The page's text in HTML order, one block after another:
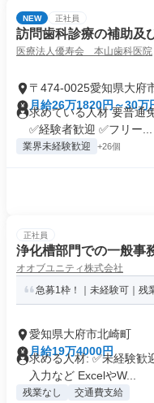
NEW 正社員
訪問歯科診療の補助及
医療法人優寿会 本山歯科医院
〒474-0025愛知県大府
月給26万1820円～30万
求めている人材 要普通
✅経験者歓迎 ✅フリー...
業界未経験歓迎 +26個
正社員
浄化槽部門での一般事
オオブユニティ株式会社
急募1枠！｜未経験可｜残
愛知県大府市北崎町
月給19万4000円
求める人材: ✅未経験歓
入力など ExcelやW...
残業なし 交通費支給